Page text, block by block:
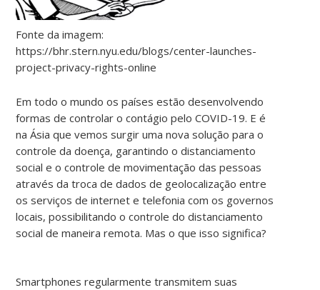
Fonte da imagem:
https://bhr.stern.nyu.edu/blogs/center-launches-
project-privacy-rights-online
Em todo o mundo os países estão desenvolvendo
formas de controlar o contágio pelo COVID-19. E é
na Ásia que vemos surgir uma nova solução para o
controle da doença, garantindo o distanciamento
social e o controle de movimentação das pessoas
através da troca de dados de geolocalização entre
os serviços de internet e telefonia com os governos
locais, possibilitando o controle do distanciamento
social de maneira remota. Mas o que isso significa?
Smartphones regularmente transmitem suas